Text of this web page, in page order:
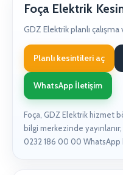
Foça Elektrik
GDZ Elektrik planlı çalışma
Planlı kesintileri aç
WhatsApp İletişim
Foça, GDZ Elektrik hizmet
bilgi merkezinde
0232 186 00 00 WhatsApp